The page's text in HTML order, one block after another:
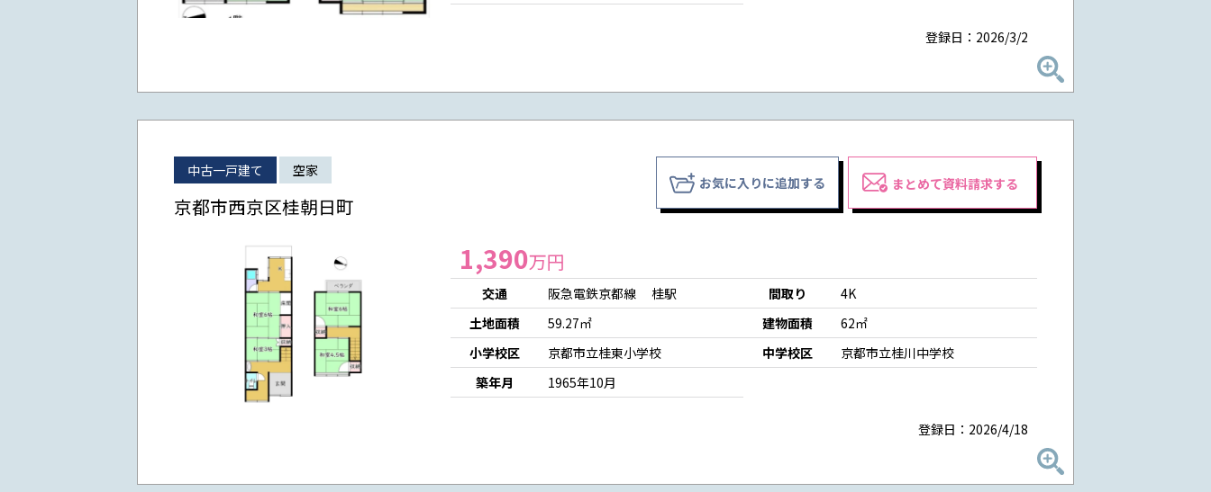
登録日：2026/3/2
中古一戸建て 空家
京都市西京区桂朝日町
お気に入りに追加する まとめて資料請求する
1,390万円
交通 阪急電鉄京都線 桂駅 間取り
4K
土地面積
59.27㎡ 建物面積
62㎡
小学校区
京都市立桂東小学校 中学校区
京都市立桂川中学校
築年月
1965年10月
登録日：2026/4/18